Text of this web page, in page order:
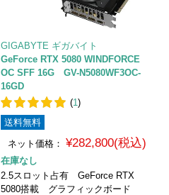
GIGABYTE ギガバイト
GeForce RTX 5080 WINDFORCE
OC SFF 16G GV-N5080WF3OC-
16GD
(1)
送料無料
ネット価格： ¥282,800(税込)
在庫なし
2.5スロット占有 GeForce RTX
5080搭載 グラフィックボード